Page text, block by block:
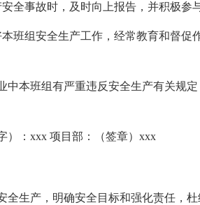
全事故时，及时向上报告，并积极参
班组安全生产工作，经常教育和督促
中本班组有严重违反安全生产有关规
）：xxx 项目部：（签章）xxx
全生产，明确安全目标和强化责任，